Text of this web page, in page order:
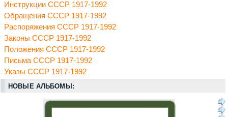
Инструкции СССР 1917-1992
Обращения СССР 1917-1992
Распоряжения СССР 1917-1992
Законы СССР 1917-1992
Положения СССР 1917-1992
Письма СССР 1917-1992
Указы СССР 1917-1992
НОВЫЕ АЛЬБОМЫ: